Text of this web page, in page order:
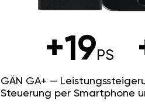
+19PS
GÄN GA+ —
Steuerung per Smartphone